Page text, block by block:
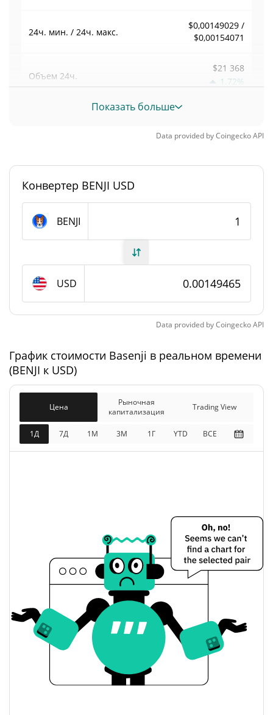
24ч. мин. / 24ч. макс.
$0,00149029 /
$0,00154071
Объем 24ч.
$21 368
1.72%
Объем / Рыночная
Рейтинг
Basenji Предложение
Общее предложение 1 000 000 000 BENJI
1 000 000 000 BENJI
Basenji Рыночная капитализация
Рыночная
$1 494 649
Разбавленная рыночная
капитализация
$1 494 649
0.46%
$0,0015020084
открытия / закрытия
$0,0015020084 /
$0,0015010157
Вчерашнее изменение
Вчерашний объем $14 760,779
Basenji История цены
Показать больше
Data provided byCoingeckoAPI
Конвертер BENJI USD
BENJI
USD
Data provided byCoingeckoAPI
График стоимости Basenji в реальном времени
(BENJI к USD)
Цена
Рыночная
капитализация
Trading View
1Д 7Д 1М 3M 1Г YTD ВСЕ